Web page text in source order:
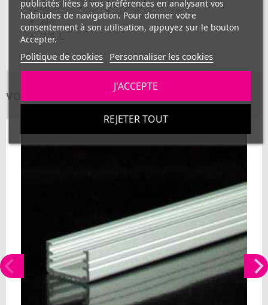
STEP
ARC
WALL
VOUS AIMEREZ AUSSI
publicités liées à vos préférences en analysant vos
habitudes de navigation. Pour donner votre
consentement à son utilisation, appuyez sur le bouton
Accepter.
Politique de cookies Personnaliser les cookies
REJETER TOUT
J'ACCEPTE